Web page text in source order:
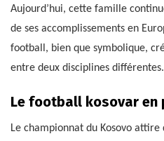
Aujourd’hui, cette famille
de ses accomplissements en
football, bien que symbolique,
entre deux disciplines différentes.
Le football kosovar en
Le championnat du Kosovo attire